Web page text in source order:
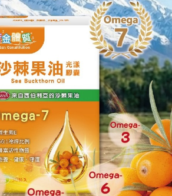
同意取消之訂單仍視為有效，需透過AFTEE先享
先享後付 」之結帳頁面顯示為準，若有關於
消欲退款等相關疑問，請聯繫「AFTEE先享後付
support/home
限公司提供之「AFTEE先享後付」服務完成之交
內提供個人資料，並將交易相關給付款項請求債
公司。
，請瀏覽以下網址：
徵得法定代理人或監護人之同意方可使用
經同意申辦者引起之損失，本公司不負相關責
」時，將依據個別帳號之用戶狀況，依本公司即
；若仍有額度不足之情形，本公司將視審查結果
含以上)免運費